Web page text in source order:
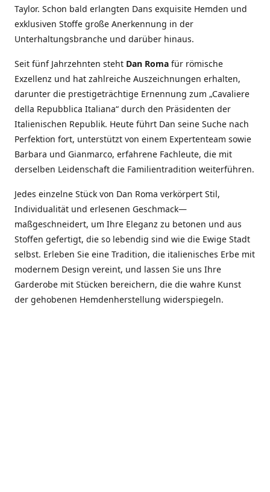
Taylor. Schon bald erlangten Dans exquisite Hemden und
exklusiven Stoffe große Anerkennung in der
Unterhaltungsbranche und darüber hinaus.
Seit fünf Jahrzehnten steht Dan Roma für römische
Exzellenz und hat zahlreiche Auszeichnungen erhalten,
darunter die prestigeträchtige Ernennung zum „Cavaliere
della Repubblica Italiana“ durch den Präsidenten der
Italienischen Republik. Heute führt Dan seine Suche nach
Perfektion fort, unterstützt von einem Expertenteam sowie
Barbara und Gianmarco, erfahrene Fachleute, die mit
derselben Leidenschaft die Familientradition weiterführen.
Jedes einzelne Stück von Dan Roma verkörpert Stil,
Individualität und erlesenen Geschmack—
maßgeschneidert, um Ihre Eleganz zu betonen und aus
Stoffen gefertigt, die so lebendig sind wie die Ewige Stadt
selbst. Erleben Sie eine Tradition, die italienisches Erbe mit
modernem Design vereint, und lassen Sie uns Ihre
Garderobe mit Stücken bereichern, die die wahre Kunst
der gehobenen Hemdenherstellung widerspiegeln.